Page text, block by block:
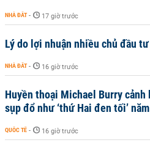
NHÀ ĐẤT - 17 giờ trước
Lý do lợi nhuận nhiều chủ đầu
NHÀ ĐẤT - 16 giờ trước
Huyền thoại Michael Burry cảnh
sụp đổ như ‘thứ Hai đen tối’
QUỐC TẾ - 16 giờ trước